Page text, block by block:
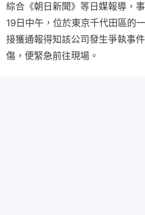
綜合《朝日新聞》等日媒報導，
19日中午，位於東京千代田區的
接獲通報得知該公司發生爭執事
傷，便緊急前往現場。